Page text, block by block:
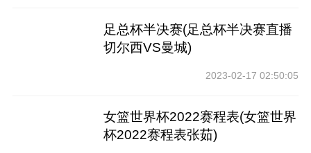
足总杯半决赛(足总杯半决赛直播
切尔西VS曼城)
2023-02-17 02:50:05
女篮世界杯2022赛程表(女篮世界
杯2022赛程表张茹)